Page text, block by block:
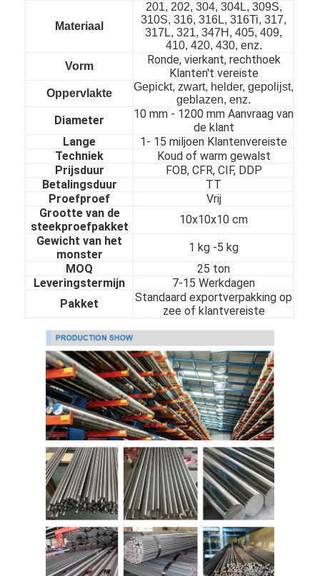
Thuis
Producten
Video's
Materiaal
201, 202, 304, 304L, 309S,
310S, 316, 316L, 316Ti, 317,
317L, 321, 347H, 405, 409,
410, 420, 430, enz.
Vorm
Ronde, vierkant, rechthoek
Klanten't vereiste
Oppervlakte
Gepickt, zwart, helder, gepolijst,
geblazen, enz.
Diameter
10 mm - 1200 mm Aanvraag van
de klant
Lange
1- 15 miljoen Klantenvereiste
Techniek
Koud of warm gewalst
Prijsduur
FOB, CFR, CIF, DDP
Betalingsduur
TT
Proefproef
Vrij
Grootte van de
steekproefpakket
10x10x10 cm
Gewicht van het
monster
1 kg -5 kg
MOQ
25 ton
Leveringstermijn
7-15 Werkdagen
Pakket
Standaard exportverpakking op
zee of klantvereiste